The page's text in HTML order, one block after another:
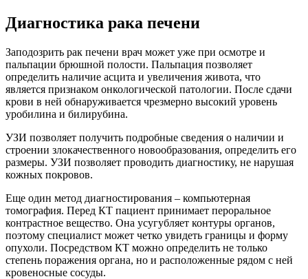
Диагностика рака печени
Заподозрить рак печени врач может уже при осмотре и
пальпации брюшной полости. Пальпация позволяет
определить наличие асцита и увеличения живота, что
является признаком онкологической патологии. После сдачи
крови в ней обнаруживается чрезмерно высокий уровень
уробилина и билирубина.
УЗИ позволяет получить подробные сведения о наличии и
строении злокачественного новообразования, определить его
размеры. УЗИ позволяет проводить диагностику, не нарушая
кожных покровов.
Еще один метод диагностирования – компьютерная
томография. Перед КТ пациент принимает пероральное
контрастное вещество. Она усугубляет контуры органов,
поэтому специалист может четко увидеть границы и форму
опухоли. Посредством КТ можно определить не только
степень поражения органа, но и расположенные рядом с ней
кровеносные сосуды.